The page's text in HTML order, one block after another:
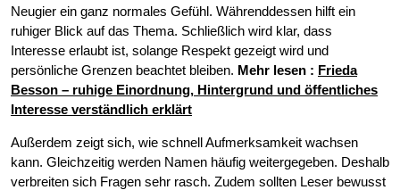
Neugier ein ganz normales Gefühl. Währenddessen hilft ein
ruhiger Blick auf das Thema. Schließlich wird klar, dass
Interesse erlaubt ist, solange Respekt gezeigt wird und
persönliche Grenzen beachtet bleiben. Mehr lesen : Frieda
Besson – ruhige Einordnung, Hintergrund und öffentliches
Interesse verständlich erklärt
Außerdem zeigt sich, wie schnell Aufmerksamkeit wachsen
kann. Gleichzeitig werden Namen häufig weitergegeben. Deshalb
verbreiten sich Fragen sehr rasch. Zudem sollten Leser bewusst